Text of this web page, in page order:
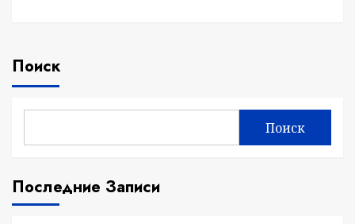
Поиск
Поиск
Последние Записи